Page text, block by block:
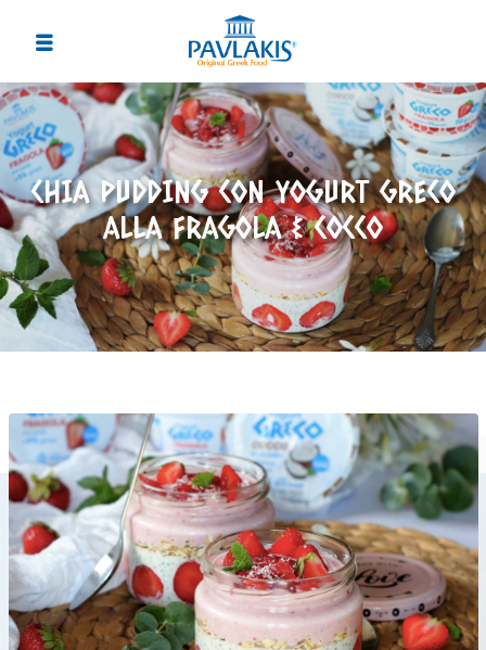
CHIA PUDDING CON YOGURT GRECO
ALLA FRAGOLA & COCCO